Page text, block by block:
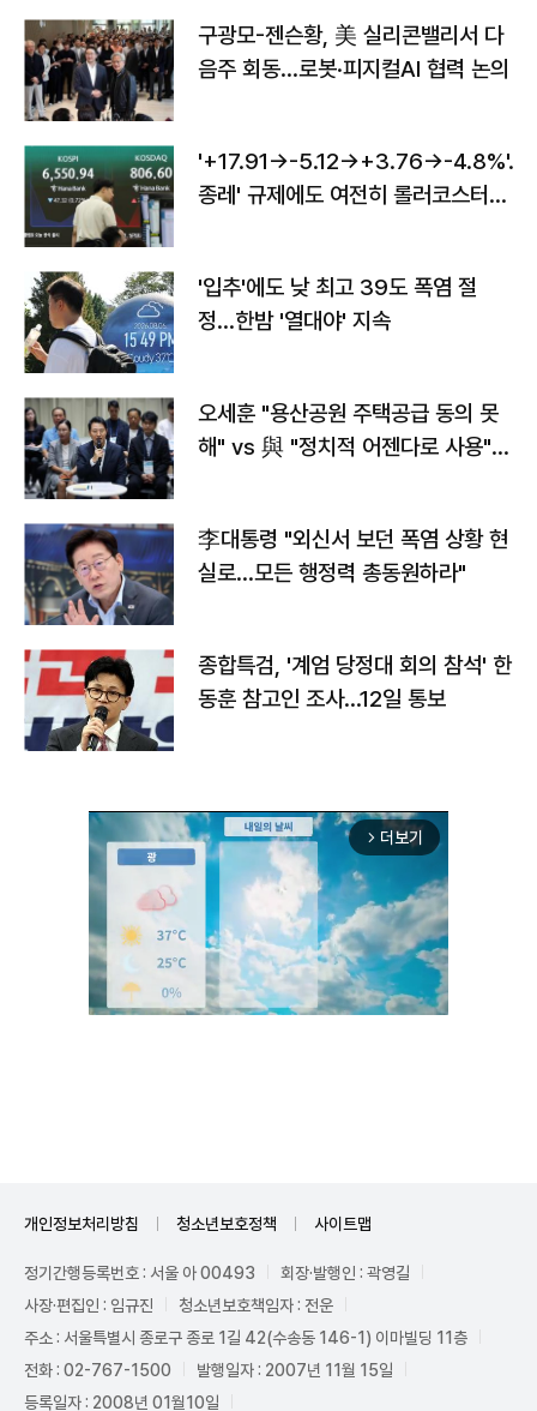
구광모-젠슨황, 美 실리콘밸리서 다
음주 회동…로봇·피지컬AI 협력 논의
'+17.91→-5.12→+3.76→-4.8%'…'
종레' 규제에도 여전히 롤러코스터
'입추'에도 낮 최고 39도 폭염 절
정…한밤 '열대야' 지속
오세훈 "용산공원 주택공급 동의 못
해" vs 與 "정치적 어젠다로 사용"
李대통령 "외신서 보던 폭염 상황 현
실로…모든 행정력 총동원하라"
종합특검, '계엄 당정대 회의 참석' 한
동훈 참고인 조사...12일 통보
arrow_forward_ios 더보기
개인정보처리방침 청소년보호정책 사이트맵
정기간행등록번호 : 서울 아 00493
회장·발행인 : 곽영길
사장·편집인 : 임규진
청소년보호책임자 : 전운
주소 : 서울특별시 종로구 종로 1길 42(수송동 146-1) 이마빌딩 11층
전화 : 02-767-1500
발행일자 : 2007년 11월 15일
등록일자 : 2008년 01월10일